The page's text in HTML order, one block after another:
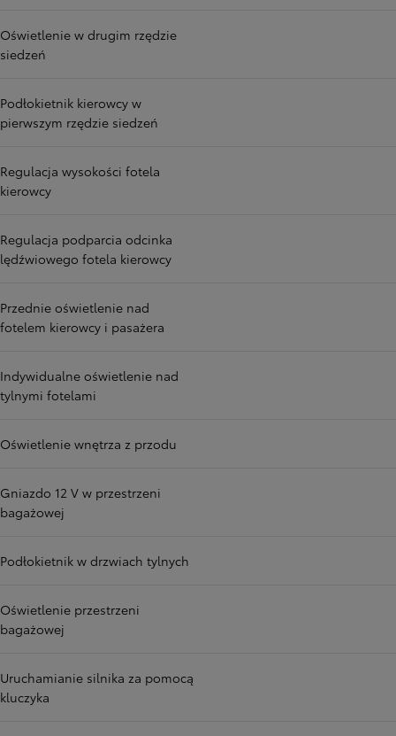
Oświetlenie w drugim rzędzie
siedzeń
Podłokietnik kierowcy w
pierwszym rzędzie siedzeń
Regulacja wysokości fotela
kierowcy
Regulacja podparcia odcinka
lędźwiowego fotela kierowcy
Przednie oświetlenie nad
fotelem kierowcy i pasażera
Indywidualne oświetlenie nad
tylnymi fotelami
Oświetlenie wnętrza z przodu
Gniazdo 12 V w przestrzeni
bagażowej
Podłokietnik w drzwiach tylnych
Oświetlenie przestrzeni
bagażowej
Uruchamianie silnika za pomocą
kluczyka